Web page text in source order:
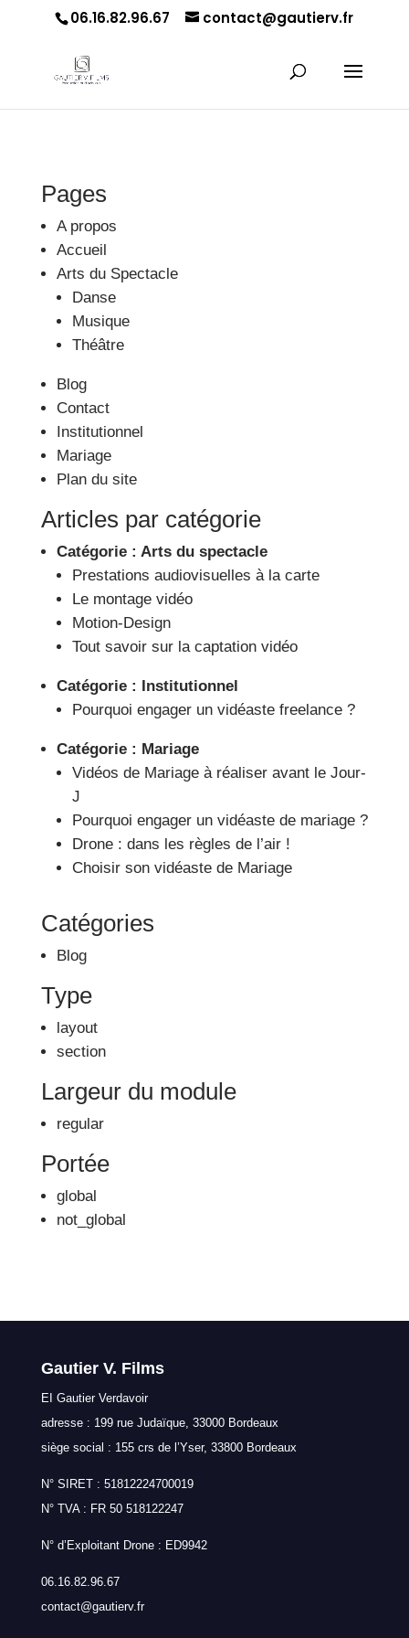
06.16.82.96.67 contact@gautierv.fr
Pages
A propos
Accueil
Arts du Spectacle
Danse
Musique
Théâtre
Blog
Contact
Institutionnel
Mariage
Plan du site
Articles par catégorie
Catégorie : Arts du spectacle
Prestations audiovisuelles à la carte
Le montage vidéo
Motion-Design
Tout savoir sur la captation vidéo
Catégorie : Institutionnel
Pourquoi engager un vidéaste freelance ?
Catégorie : Mariage
Vidéos de Mariage à réaliser avant le Jour-
J
Pourquoi engager un vidéaste de mariage ?
Drone : dans les règles de l’air !
Choisir son vidéaste de Mariage
Catégories
Blog
Type
layout
section
Largeur du module
regular
Portée
global
not_global
Gautier V. Films
EI Gautier Verdavoir
adresse : 199 rue Judaïque, 33000 Bordeaux
siège social : 155 crs de l’Yser, 33800 Bordeaux
N° SIRET : 51812224700019
N° TVA : FR 50 518122247
N° d’Exploitant Drone : ED9942
06.16.82.96.67
contact@gautierv.fr